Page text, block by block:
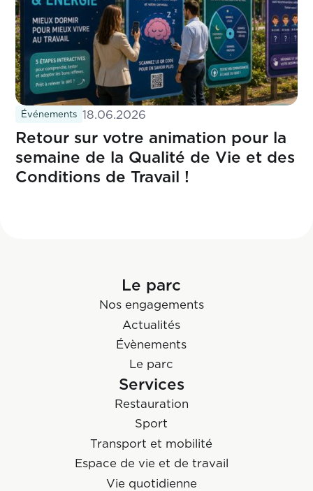
Événements 18.06.2026
Retour sur votre animation pour la
semaine de la Qualité de Vie et des
Conditions de Travail !
Le parc
Nos engagements
Actualités
Évènements
Le parc
Services
Restauration
Sport
Transport et mobilité
Espace de vie et de travail
Vie quotidienne